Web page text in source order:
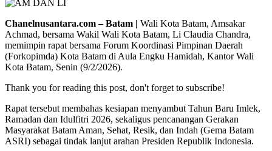
Chanelnusantara.com – Batam | Wali Kota Batam, Amsakar
Achmad, bersama Wakil Wali Kota Batam, Li Claudia Chandra,
memimpin rapat bersama Forum Koordinasi Pimpinan Daerah
(Forkopimda) Kota Batam di Aula Engku Hamidah, Kantor Wali
Kota Batam, Senin (9/2/2026).
Thank you for reading this post, don't forget to subscribe!
Rapat tersebut membahas kesiapan menyambut Tahun Baru Imlek,
Ramadan dan Idulfitri 2026, sekaligus pencanangan Gerakan
Masyarakat Batam Aman, Sehat, Resik, dan Indah (Gema Batam
ASRI) sebagai tindak lanjut arahan Presiden Republik Indonesia.